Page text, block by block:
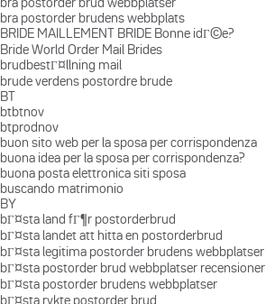
bra postorder brudens webbplats
BRIDE MAILLEMENT BRIDE Bonne idГ©e?
Bride World Order Mail Brides
brudbestГ¤llning mail
brude verdens postordre brude
BT
btbtnov
btprodnov
buon sito web per la sposa per corrispondenza
buona idea per la sposa per corrispondenza?
buona posta elettronica siti sposa
buscando matrimonio
BY
bГ¤sta land fГ¶r postorderbrud
bГ¤sta landet att hitta en postorderbrud
bГ¤sta legitima postorder brudens webbplatser
bГ¤sta postorder brud webbplatser recensioner
bГ¤sta postorder brudens webbplatser
bГ¤sta rykte postorder brud